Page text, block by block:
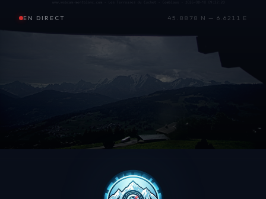
EN DIRECT 45.8878 N — 6.6211 E